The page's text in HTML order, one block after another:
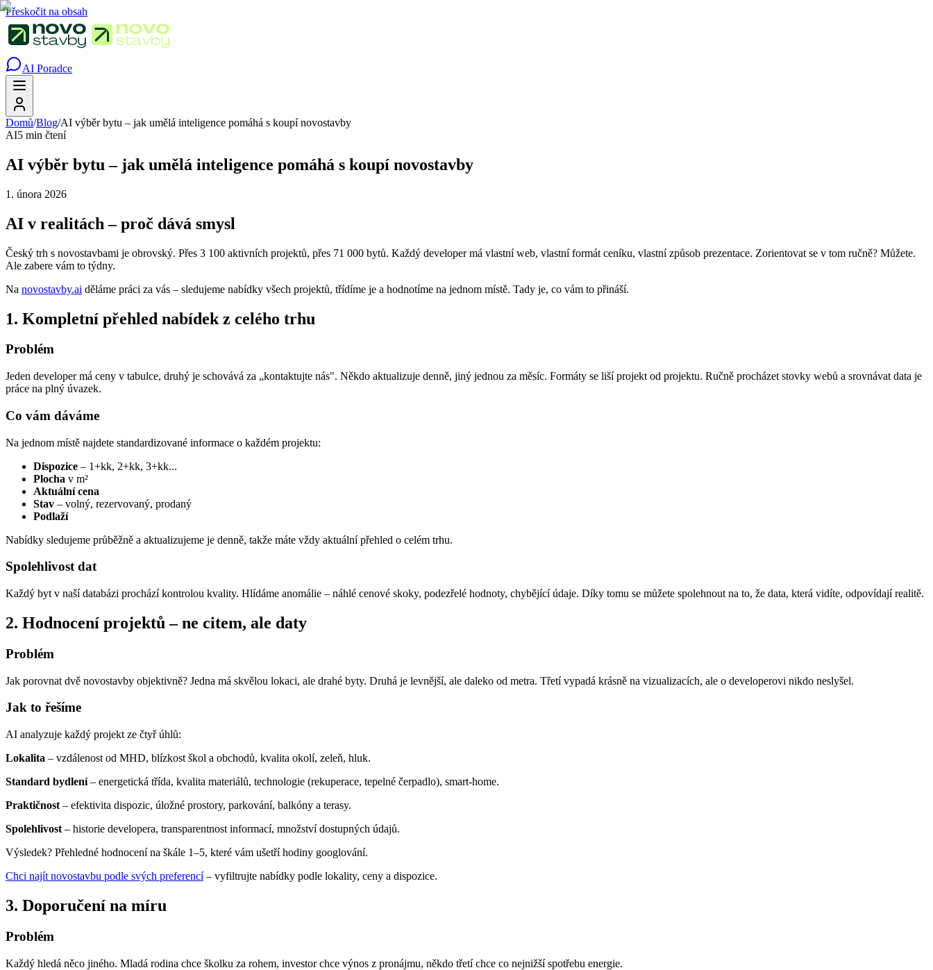
Přeskočit na obsah
AI Poradce
Domů/Blog/AI výběr bytu – jak umělá inteligence pomáhá s koupí novostavby
AI5 min čtení
AI výběr bytu – jak umělá inteligence pomáhá s koupí novostavby
1. února 2026
AI v realitách – proč dává smysl
Český trh s novostavbami je obrovský. Přes 3 100 aktivních projektů, přes 71 000 bytů. Každý developer má vlastní web, vlastní formát ceníku, vlastní způsob prezentace. Zorientovat se v tom ručně? Můžete.
Ale zabere vám to týdny.
Na novostavby.ai děláme práci za vás – sledujeme nabídky všech projektů, třídíme je a hodnotíme na jednom místě. Tady je, co vám to přináší.
1. Kompletní přehled nabídek z celého trhu
Problém
Jeden developer má ceny v tabulce, druhý je schovává za „kontaktujte nás". Někdo aktualizuje denně, jiný jednou za měsíc. Formáty se liší projekt od projektu. Ručně procházet stovky webů a srovnávat data je
práce na plný úvazek.
Co vám dáváme
Na jednom místě najdete standardizované informace o každém projektu:
Dispozice – 1+kk, 2+kk, 3+kk...
Plocha v m²
Aktuální cena
Stav – volný, rezervovaný, prodaný
Podlaží
Nabídky sledujeme průběžně a aktualizujeme je denně, takže máte vždy aktuální přehled o celém trhu.
Spolehlivost dat
Každý byt v naší databázi prochází kontrolou kvality. Hlídáme anomálie – náhlé cenové skoky, podezřelé hodnoty, chybějící údaje. Díky tomu se můžete spolehnout na to, že data, která vidíte, odpovídají realitě.
2. Hodnocení projektů – ne citem, ale daty
Problém
Jak porovnat dvě novostavby objektivně? Jedna má skvělou lokaci, ale drahé byty. Druhá je levnější, ale daleko od metra. Třetí vypadá krásně na vizualizacích, ale o developerovi nikdo neslyšel.
Jak to řešíme
AI analyzuje každý projekt ze čtyř úhlů:
Lokalita – vzdálenost od MHD, blízkost škol a obchodů, kvalita okolí, zeleň, hluk.
Standard bydlení– energetická třída, kvalita materiálů, technologie (rekuperace, tepelné čerpadlo), smart-home.
Praktičnost – efektivita dispozic, úložné prostory, parkování, balkóny a terasy.
Spolehlivost – historie developera, transparentnost informací, množství dostupných údajů.
Výsledek? Přehledné hodnocení na škále 1–5, které vám ušetří hodiny googlování.
Chci najít novostavbu podle svých preferencí– vyfiltrujte nabídky podle lokality, ceny a dispozice.
3. Doporučení na míru
Problém
Každý hledá něco jiného. Mladá rodina chce školku za rohem, investor chce výnos z pronájmu, někdo třetí chce co nejnižší spotřebu energie.